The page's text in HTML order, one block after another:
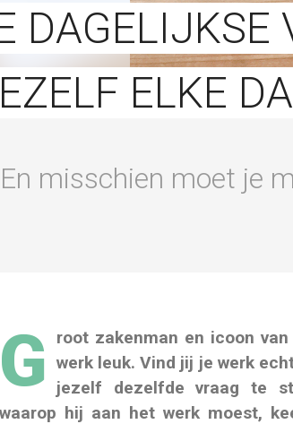
DAGELIJKSE
ELKE
En misschien moet je
G
root zakenman en icoon
werk leuk. Vind jij je werk
jezelf dezelfde vraag te
waarop hij aan het werk moest,